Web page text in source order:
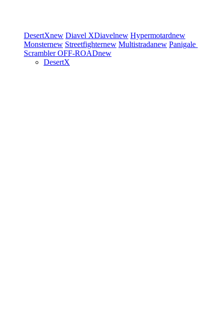
DesertXnew Diavel XDiavelnew Hypermotardnew
Monsternew Streetfighternew Multistradanew Panigale
ScramblerOFF-ROADnew
DesertX